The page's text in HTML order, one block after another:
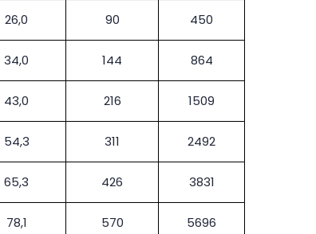
26,0 90 450
34,0 144 864
43,0 216 1509
54,3 311 2492
65,3 426 3831
78,1 570 5696